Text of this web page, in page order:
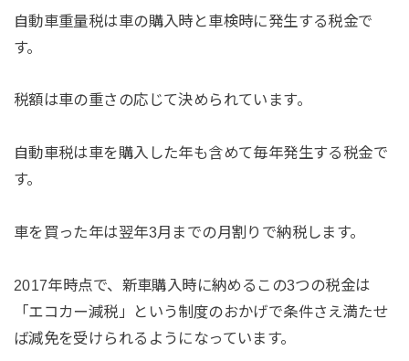
自動車重量税は車の購入時と車検時に発生する税金で
す。
税額は車の重さの応じて決められています。
自動車税は車を購入した年も含めて毎年発生する税金で
す。
車を買った年は翌年3月までの月割りで納税します。
2017年時点で、新車購入時に納めるこの3つの税金は
「エコカー減税」という制度のおかげで条件さえ満たせ
ば減免を受けられるようになっています。